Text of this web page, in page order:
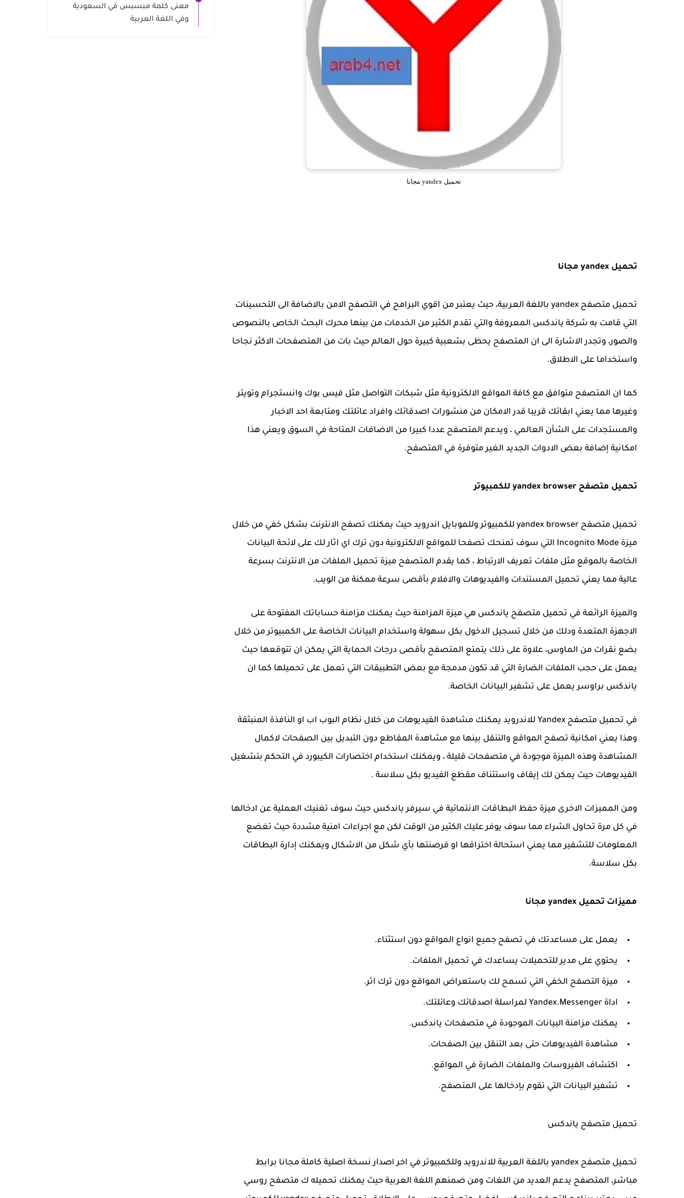
تحميل yandex مجانا
تحميل yandex مجانا
تحميل متصفح yandex باللغة العربية، حيث يعتبر من اقوي البرامج في التصفح الامن بالاضافة الى التحسينات
التي قامت به شركة ياندكس المعروفة والتي تقدم الكثير من الخدمات من بينها محرك البحث الخاص بالنصوص
والصور، وتجدر الاشارة الى ان المتصفح يحظى بشعبية كبيرة حول العالم حيث بات من المتصفحات الاكثر نجاحا
واستخداما على الاطلاق.
كما ان المتصفح متوافق مع كافة المواقع الالكترونية مثل شبكات التواصل مثل فيس بوك وانستجرام وتويتر
وغيرها مما يعني ابقائك قريبا قدر الامكان من منشورات اصدقائك وافراد عائلتك ومتابعة احد الاخبار
والمستجدات على الشأن العالمي ، ويدعم المتصفح عددا كبيرا من الاضافات المتاحة في السوق ويعني هذا
امكانية إضافة بعض الادوات الجديد الغير متوفرة في المتصفح.
تحميل متصفح yandex browser للكمبيوتر
تحميل متصفح yandex browser للكمبيوتر وللموبايل اندرويد حيث يمكنك تصفح الانترنت بشكل خفي من خلال
ميزة Incognito Mode التي سوف تمنحك تصفحا للمواقع الالكترونية دون ترك اي اثار لك على لائحة البيانات
الخاصة بالموقع مثل ملفات تعريف الارتباط ، كما يقدم المتصفح ميزة تحميل الملفات من الانترنت بسرعة
عالية مما يعني تحميل المستندات والفيديوهات والافلام بأقصى سرعة ممكنة من الويب.
والميزة الرائعة في تحميل متصفح ياندكس هي ميزة المزامنة حيث يمكنك مزامنة حساباتك المفتوحة على
الاجهزة المتعدة ودلك من خلال تسجيل الدخول بكل سهولة واستخدام البيانات الخاصة على الكمبيوتر من خلال
بضع نقرات من الماوس، علاوة على ذلك يتمتع المتصفح بأقصى درجات الحماية التي يمكن ان تتوقعها حيث
يعمل على حجب الملفات الضارة التي قد تكون مدمجة مع بعض التطبيقات التي تعمل على تحميلها كما ان
ياندكس براوسر يعمل على تشفير البيانات الخاصة.
في تحميل متصفح Yandex للاندرويد يمكنك مشاهدة الفيديوهات من خلال نظام البوب اب او النافذة المنبثقة
وهذا يعني امكانية تصفح المواقع والتنقل بينها مع مشاهدة المقاطع دون التبديل بين الصفحات لاكمال
المشاهدة وهذه الميزة موجودة في متصفحات قليلة ، ويمكنك استخدام اختصارات الكيبورد في التحكم بتشغيل
الفيديوهات حيث يمكن لك إيقاف واستئناف مقطع الفيديو بكل سلاسة .
ومن المميزات الاخرى ميزة حفظ البطاقات الانتمائية في سيرفر ياندكس حيث سوف تغنيك العملية عن ادخالها
في كل مرة تحاول الشراء مما سوف يوفر عليك الكثير من الوقت لكن مع اجراءات امنية مشددة حيث تغضع
المعلومات للتشفير مما يعني استحالة اختراقها او قرصنتها بأي شكل من الاشكال ويمكنك إدارة البطاقات
بكل سلاسة.
مميزات تحميل yandex مجانا
يعمل على مساعدتك في تصفح جميع انواع المواقع دون استثناء.
يحتوي على مدير للتحميلات يساعدك في تحميل الملفات.
ميزة التصفح الخفي التي تسمح لك باستعراض المواقع دون ترك اثر.
اداة Yandex.Messenger لمراسلة اصدقائك وعائلتك.
يمكنك مزامنة البيانات الموجودة في متصفحات ياندكس.
مشاهدة الفيديوهات حتى بعد التنقل بين الصفحات.
اكتشاف الفيروسات والملفات الضارة في المواقع.
تشفير البيانات التي تقوم بإدخالها على المتصفح.
تحميل متصفح ياندكس
تحميل متصفح yandex باللغة العربية للاندرويد وللكمبيوتر في اخر اصدار نسخة اصلية كاملة مجانا برابط
مباشر، المتصفح يدعم العديد من اللغات ومن ضمنهم اللغة العربية حيث يمكنك تحميله ك متصفح روسي
معنى كلمة مبسبس في السعودية
وفي اللغة العربية